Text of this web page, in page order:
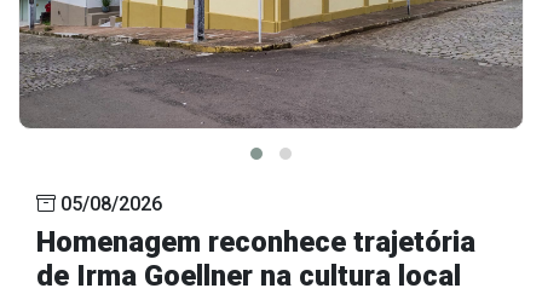
05/08/2026
Homenagem reconhece trajetória
de Irma Goellner na cultura local